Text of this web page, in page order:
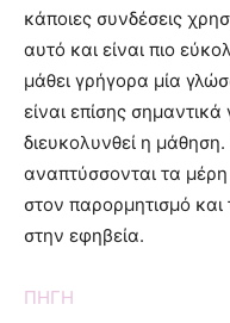
κάποιες συνδέσεις
αυτό και είναι πιο
μάθει γρήγορα μία
είναι επίσης σημαντικά
διευκολυνθεί η
αναπτύσσονται τα
στον παρορμητισμό
στην εφηβεία.
ΠΗΓΗ